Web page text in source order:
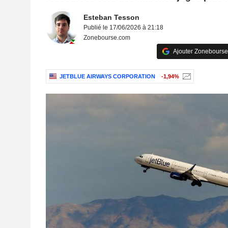
Esteban Tesson
Publié le 17/06/2026 à 21:18
Zonebourse.com
Ajouter
JETBLUE AIRWAYS CORPORATION -1,94%